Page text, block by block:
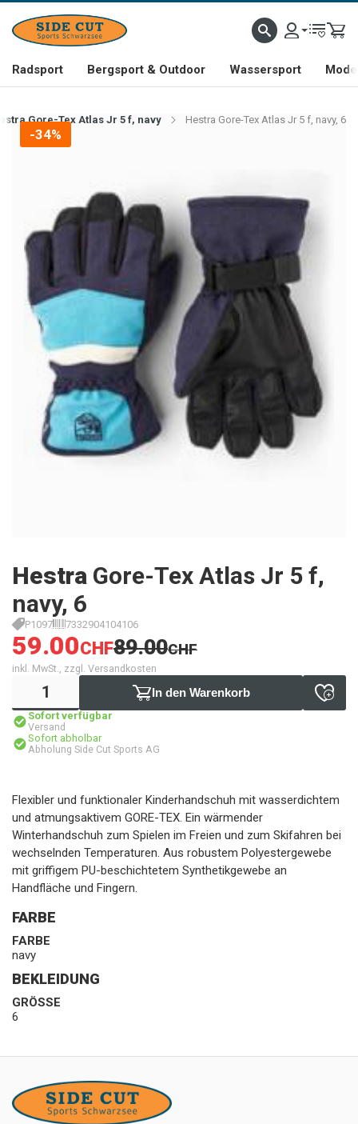
Radsport Bergsport & Outdoor Wassersport
Gore-Tex Atlas Jr 5 f, navy Hestra Gore-Tex Atlas Jr 5 f, navy, 6
-34%
Hestra Gore-Tex Atlas Jr 5 f,
navy, 6
P1097 7332904104106
59.00CHF89.00CHF
inkl. MwSt., zzgl. Versandkosten
In den Warenkorb
Sofort verfügbar
Versand
Sofort abholbar
Abholung Side Cut Sports AG
Flexibler und funktionaler Kinderhandschuh mit wasserdichtem
und atmungsaktivem GORE-TEX. Ein wärmender
Winterhandschuh zum Spielen im Freien und zum Skifahren bei
wechselnden Temperaturen. Aus robustem Polyestergewebe
mit griffigem PU-beschichtetem Synthetikgewebe an
Handfläche und Fingern.
FARBE
FARBE
navy
BEKLEIDUNG
GRÖSSE
6